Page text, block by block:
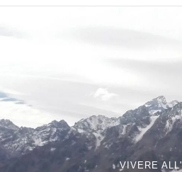
VIVERE